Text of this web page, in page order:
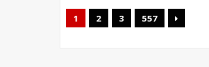
1 2 3 557